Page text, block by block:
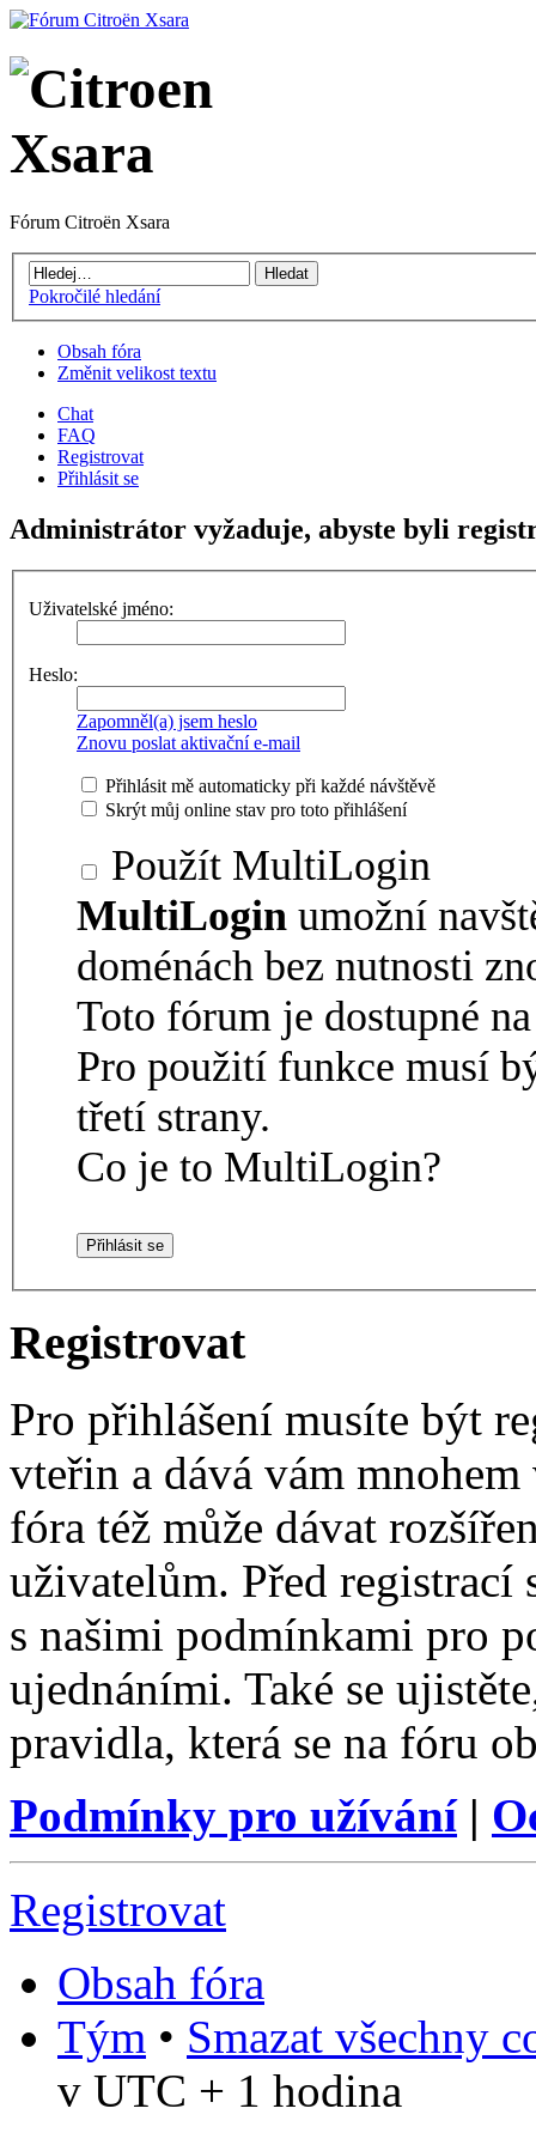
Fórum Citroën Xsara
Pokročilé hledání
Obsah fóra
Změnit velikost textu
Chat
FAQ
Registrovat
Přihlásit se
Administrátor vyžaduje, abyste byli
Uživatelské jméno:
Heslo:
Zapomněl(a) jsem heslo
Znovu poslat aktivační e-mail
Přihlásit mě automaticky při každé návštěvě
Skrýt můj online stav pro toto přihlášení
Použít MultiLogin
MultiLogin umožní
doménách bez nutnosti
Toto fórum je dostupné
Pro použití funkce musí
třetí strany.
Co je to MultiLogin?
Registrovat
Pro přihlášení musíte být
vteřin a dává vám
fóra též může dávat
uživatelům. Před registrací
s našimi podmínkami pro
ujednáními. Také se
pravidla, která se na fóru
Podmínky pro užívání|
Registrovat
Obsah fóra
Tým • Smazat všechny
v UTC + 1 hodina